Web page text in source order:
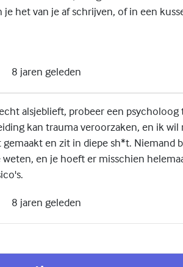
het van je af schrijven, of in een
8 jaren geleden
alsjeblieft, probeer een
kan trauma veroorzaken, en ik
en zit in diepe sh*t. Niemand
en je hoeft er misschien
8 jaren geleden